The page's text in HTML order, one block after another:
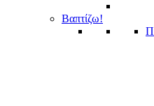
Βαπτίζω!